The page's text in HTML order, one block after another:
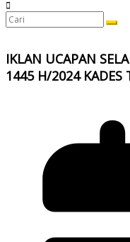
IKLAN UCAPAN
1445 H/2024 KADES